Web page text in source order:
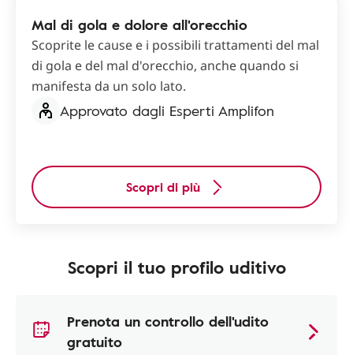
Mal di gola e dolore all'orecchio
Scoprite le cause e i possibili trattamenti del mal
di gola e del mal d'orecchio, anche quando si
manifesta da un solo lato.
Approvato dagli Esperti Amplifon
Scopri di più
Scopri il tuo profilo uditivo
Prenota un controllo dell'udito
gratuito